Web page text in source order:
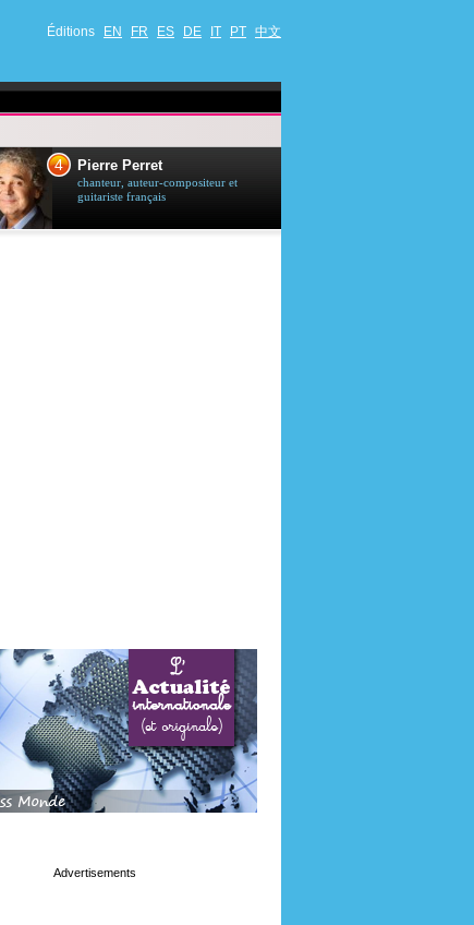
Éditions EN FR ES DE IT PT 中文
4 Pierre Perret
chanteur, auteur-compositeur et
guitariste français